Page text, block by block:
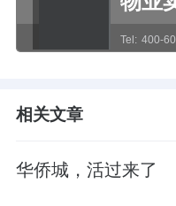
到广州，职务涵盖
团审计负责人。
眼下的华侨城，一
优增量”的主线，推
Tel: 400-
相关文章
华侨城，活过来了